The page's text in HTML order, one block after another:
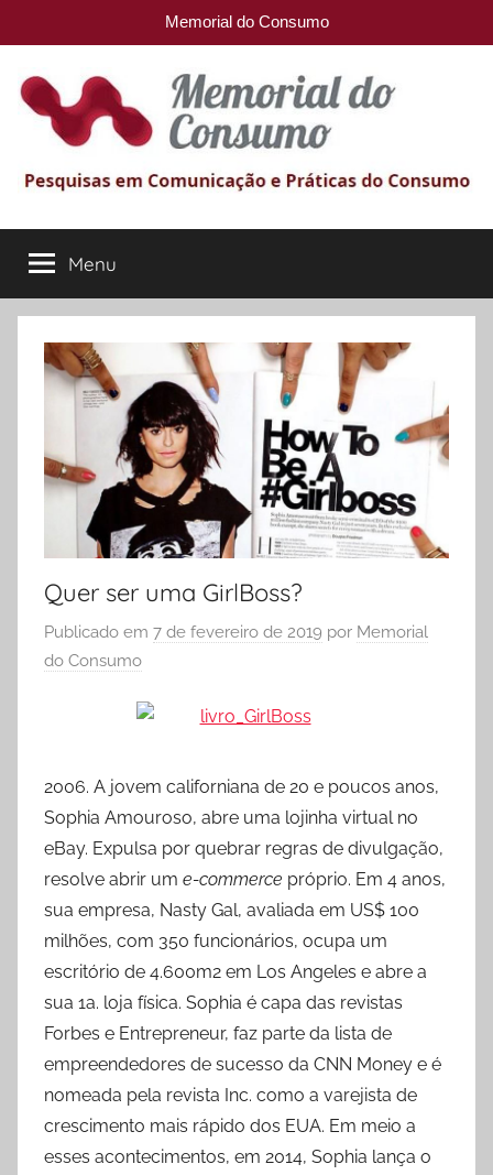
Memorial do Consumo
para
conteúdo
Memorial
do
Consumo
comunicação
e
Práticas
Consumo
Menu
Quer ser uma GirlBoss?
Publicado em 7 de fevereiro de 2019 por Memorial
do Consumo
2006. A jovem californiana de 20 e poucos anos,
Sophia Amouroso, abre uma lojinha virtual no
eBay. Expulsa por quebrar regras de divulgação,
resolve abrir um e-commerce próprio. Em 4 anos,
sua empresa, Nasty Gal, avaliada em US$ 100
milhões, com 350 funcionários, ocupa um
escritório de 4.600m2 em Los Angeles e abre a
sua 1a. loja física. Sophia é capa das revistas
Forbes e Entrepreneur, faz parte da lista de
empreendedores de sucesso da CNN Money e é
nomeada pela revista Inc. como a varejista de
crescimento mais rápido dos EUA. Em meio a
esses acontecimentos, em 2014, Sophia lança o